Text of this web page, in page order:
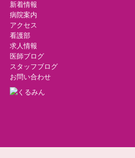
新着情報
病院案内
アクセス
看護部
求人情報
医師ブログ
スタッフブログ
お問い合わせ